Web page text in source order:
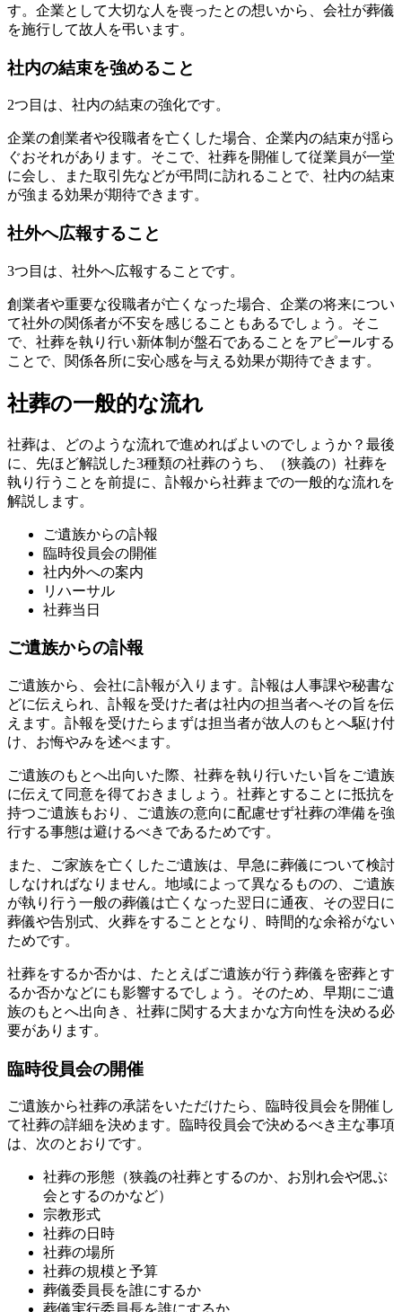
す。企業として大切な人を喪ったとの想いから、会社が葬儀
を施行して故人を弔います。
社内の結束を強めること
2つ目は、社内の結束の強化です。
企業の創業者や役職者を亡くした場合、企業内の結束が揺ら
ぐおそれがあります。そこで、社葬を開催して従業員が一堂
に会し、また取引先などが弔問に訪れることで、社内の結束
が強まる効果が期待できます。
社外へ広報すること
3つ目は、社外へ広報することです。
創業者や重要な役職者が亡くなった場合、企業の将来につい
て社外の関係者が不安を感じることもあるでしょう。そこ
で、社葬を執り行い新体制が盤石であることをアピールする
ことで、関係各所に安心感を与える効果が期待できます。
社葬の一般的な流れ
社葬は、どのような流れで進めればよいのでしょうか？最後
に、先ほど解説した3種類の社葬のうち、（狭義の）社葬を
執り行うことを前提に、訃報から社葬までの一般的な流れを
解説します。
ご遺族からの訃報
臨時役員会の開催
社内外への案内
リハーサル
社葬当日
ご遺族からの訃報
ご遺族から、会社に訃報が入ります。訃報は人事課や秘書な
どに伝えられ、訃報を受けた者は社内の担当者へその旨を伝
えます。訃報を受けたらまずは担当者が故人のもとへ駆け付
け、お悔やみを述べます。
ご遺族のもとへ出向いた際、社葬を執り行いたい旨をご遺族
に伝えて同意を得ておきましょう。社葬とすることに抵抗を
持つご遺族もおり、ご遺族の意向に配慮せず社葬の準備を強
行する事態は避けるべきであるためです。
また、ご家族を亡くしたご遺族は、早急に葬儀について検討
しなければなりません。地域によって異なるものの、ご遺族
が執り行う一般の葬儀は亡くなった翌日に通夜、その翌日に
葬儀や告別式、火葬をすることとなり、時間的な余裕がない
ためです。
社葬をするか否かは、たとえばご遺族が行う葬儀を密葬とす
るか否かなどにも影響するでしょう。そのため、早期にご遺
族のもとへ出向き、社葬に関する大まかな方向性を決める必
要があります。
臨時役員会の開催
ご遺族から社葬の承諾をいただけたら、臨時役員会を開催し
て社葬の詳細を決めます。臨時役員会で決めるべき主な事項
は、次のとおりです。
社葬の形態（狭義の社葬とするのか、お別れ会や偲ぶ
会とするのかなど）
宗教形式
社葬の日時
社葬の場所
社葬の規模と予算
葬儀委員長を誰にするか